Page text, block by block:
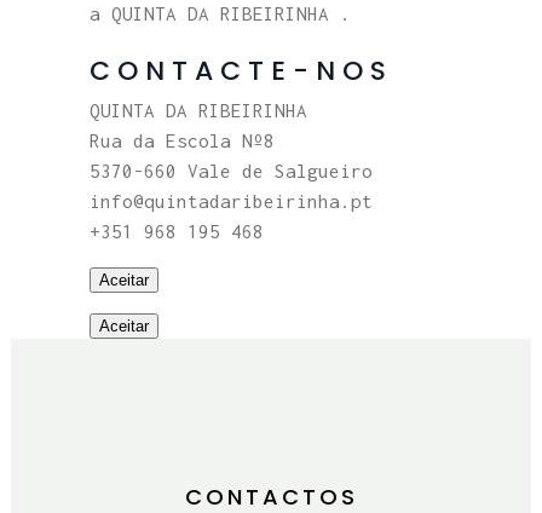
a QUINTA DA RIBEIRINHA .
CONTACTE-NOS
QUINTA DA RIBEIRINHA
Rua da Escola Nº8
5370-660 Vale de Salgueiro
info@quintadaribeirinha.pt
+351 968 195 468
Aceitar
Aceitar
CONTACTOS